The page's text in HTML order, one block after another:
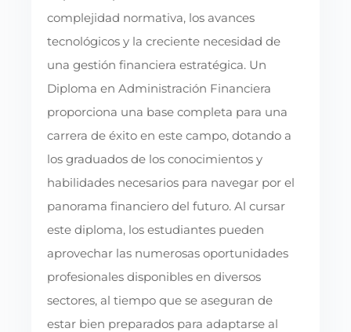
complejidad normativa, los avances
tecnológicos y la creciente necesidad de
una gestión financiera estratégica. Un
Diploma en Administración Financiera
proporciona una base completa para una
carrera de éxito en este campo, dotando a
los graduados de los conocimientos y
habilidades necesarios para navegar por el
panorama financiero del futuro. Al cursar
este diploma, los estudiantes pueden
aprovechar las numerosas oportunidades
profesionales disponibles en diversos
sectores, al tiempo que se aseguran de
estar bien preparados para adaptarse al